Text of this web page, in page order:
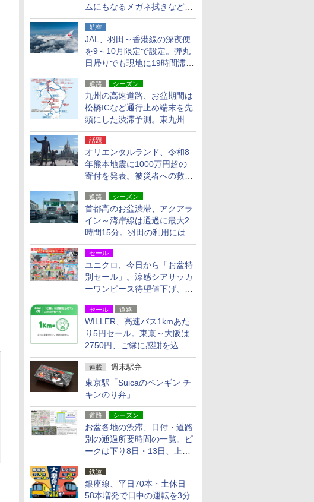
ムにもなるメガネ拭きなど雑
貨24種
航空
JAL、羽田～香港線の深夜便
を9～10月限定で設定。弾丸
日帰りでも現地に19時間滞在
できる
道路 シーズン
九州の高速道路、お盆期間は
松橋ICなど通行止め端末を先
頭にした渋滞予測。東九州道
への迂回は料金調整を実施
話題
オリエンタルランド、令和8
年熊本地震に1000万円超の
寄付を発表。被災者への救援
活動・復旧支援
道路 シーズン
首都高のお盆渋滞、アクアラ
イン～湾岸線は通過に最大2
時間15分。羽田の利用には
「空港西出口」の利用検討を
セール
ユニクロ、今日から「お盆特
別セール」。涼感シアサッカ
ーワンピース待望値下げ、撥
水ギアショーツは1990円に
セール 道路
WILLER、高速バス1kmあた
り5円セール。東京～大阪は
2750円、ご縁に感謝を込め
た20周年記念キャンペーン
連載 週末駅弁
東京駅「Suicaのペンギン チ
キンのり弁」
道路 シーズン
お盆各地の渋滞、日付・道路
別の通過所要時間の一覧。ピ
ークは下り8日・13日、上り
14日・15日
鉄道
銀座線、平日70本・土休日
58本増発で日中の運転を3分